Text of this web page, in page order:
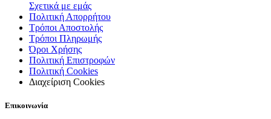
Σχετικά με εμάς
Πολιτική Απορρήτου
Τρόποι Αποστολής
Τρόποι Πληρωμής
Όροι Χρήσης
Πολιτική Επιστροφών
Πολιτική Cookies
Διαχείριση Cookies
Επικοινωνία